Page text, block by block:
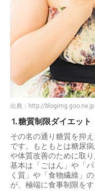
出典： http://blogimg.goo.ne.jp
⒈糖質制限ダイエット
その名の通り糖質を抑
です。もともとは糖尿
や体質改善のために取
基本は「ごはん」や「
く質」や「食物繊維」
が、極端に食事制限を